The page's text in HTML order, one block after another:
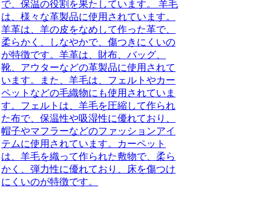
で、保温の役割を果たしています。 羊毛
は、様々な革製品に使用されています。
羊革は、羊の皮をなめして作った革で、
柔らかく、しなやかで、傷つきにくいの
が特徴です。羊革は、財布、バッグ、
靴、アウターなどの革製品に使用されて
います。また、羊毛は、フェルトやカー
ペットなどの毛織物にも使用されていま
す。フェルトは、羊毛を圧縮して作られ
た布で、保温性や吸湿性に優れており、
帽子やマフラーなどのファッションアイ
テムに使用されています。カーペット
は、羊毛を織って作られた敷物で、柔ら
かく、弾力性に優れており、床を傷つけ
にくいのが特徴です。